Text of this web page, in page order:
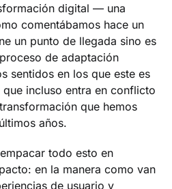
digital — una
comentábamos hace un
un punto de llegada sino es
de adaptación
sentidos en los que este es
incluso entra en conflicto
que hemos
años.
todo esto en
en la manera como van
de usuario y